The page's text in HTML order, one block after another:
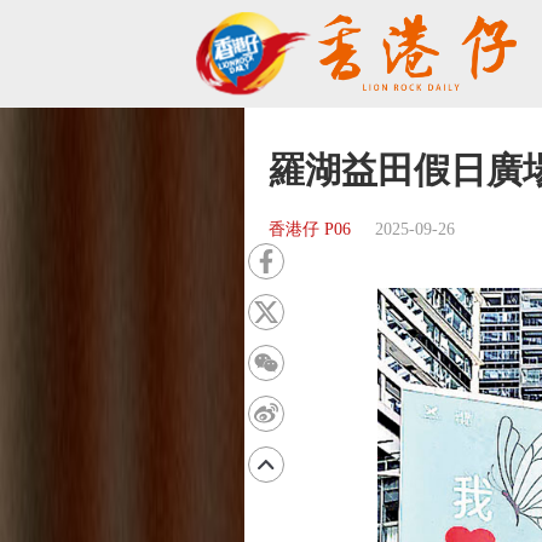
羅湖益田假日廣
香港仔 P06 2025-09-26